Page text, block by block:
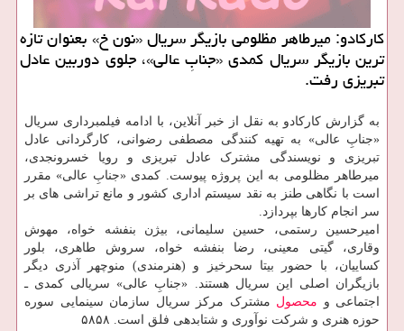
کارکادو: میرطاهر مظلومی بازیگر سریال «نون خ» بعنوان تازه
ترین بازیگر سریال کمدی «جنابِ عالی»، جلوی دوربین عادل
تبریزی رفت.
به گزارش کارکادو به نقل از خبر آنلاین، با ادامه فیلمبرداری سریال
«جنابِ عالی» به تهیه کنندگی مصطفی رضوانی، کارگردانی عادل
تبریزی و نویسندگی مشترک عادل تبریزی و رویا خسرونجدی،
میرطاهر مظلومی به این پروژه پیوست. کمدی «جنابِ عالی» مقرر
است با نگاهی طنز به نقد سیستم اداری کشور و مانع تراشی های بر
سر انجام کارها بپردازد.
امیرحسین رستمی، حسین سلیمانی، بیژن بنفشه خواه، مهوش
وقاری، گیتی معینی، رضا بنفشه خواه، سروش طاهری، بلور
کساییان، با حضور بیتا سحرخیز و (هنرمندی) منوچهر آذری دیگر
بازیگران اصلی این سریال هستند. «جنابِ عالی» سریالی کمدی ـ
اجتماعی و محصول مشترک مرکز سریال سازمان سینمایی سوره
حوزه هنری و شرکت نوآوری و شتابدهی فلق است. ۵۸۵۸